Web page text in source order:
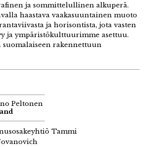
ja sommittelullinen alkuperä.
haastava vaakasuuntainen muoto
ja horisontista, jota vasten
ja ympäristökulttuurimme asettuu.
suomalaiseen rakennettuun
Peltonen
Tammi